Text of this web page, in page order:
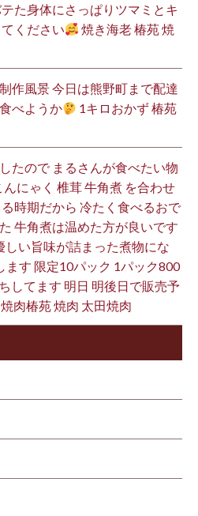
た身体にさっぱりツマミとキ
ください
焼き海老 椿苑 焼
作風景 今日は熊野町まで配達
べようか
1キロおかず 椿苑
たので まるさんが食べたい物
にゃく 椎茸 牛角煮 を合わせ
時期だから 冷たく食べるおで
牛角煮は温めた方が良いです
しい旨味が詰まった煮物にな
ます 限定10パック 1パック800
してます 明日 明後日で販売予
肉椿苑 焼肉 太田焼肉